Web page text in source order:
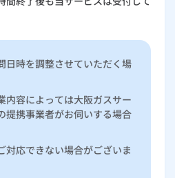
日時を調整させていただく場
内容によっては大阪ガスサー
提携事業者がお伺いする場合
対応できない場合がございま